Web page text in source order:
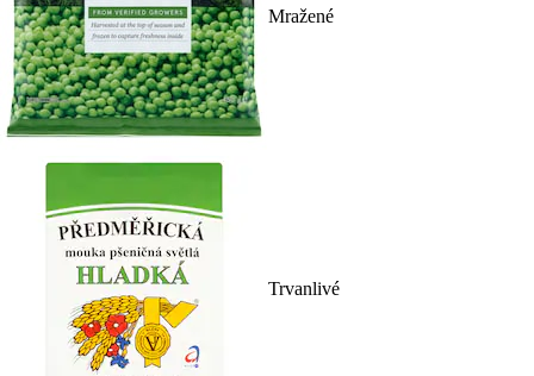
Mražené
Trvanlivé